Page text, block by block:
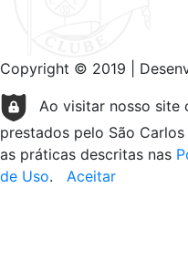
Copyright © 2019 |
Ao visitar nosso site
prestados pelo São
as práticas descritas nas
de Uso. Aceitar